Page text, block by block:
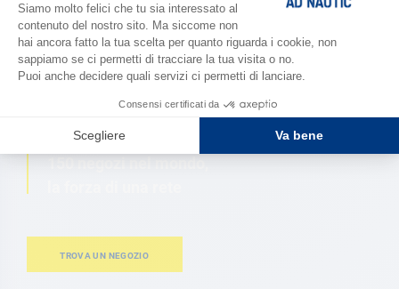
SFOGLIA IL CATALOGO
VICINO A TE
TROVA UN NEGOZIO